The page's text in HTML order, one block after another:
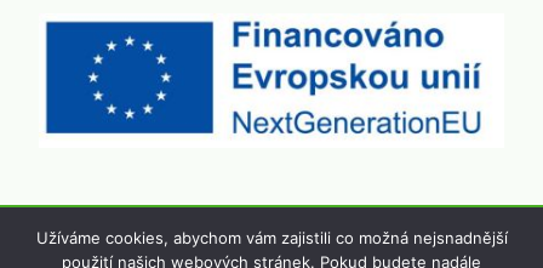
Užíváme cookies, abychom vám zajistili co možná nejsnadnější
použití našich webových stránek. Pokud budete nadále